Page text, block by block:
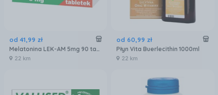
od 41,99 zł
Melatonina LEK-AM 5mg 90 tabletek
22 km
od 60,99 zł
Płyn Vita Buerlecithin 1000ml
22 km